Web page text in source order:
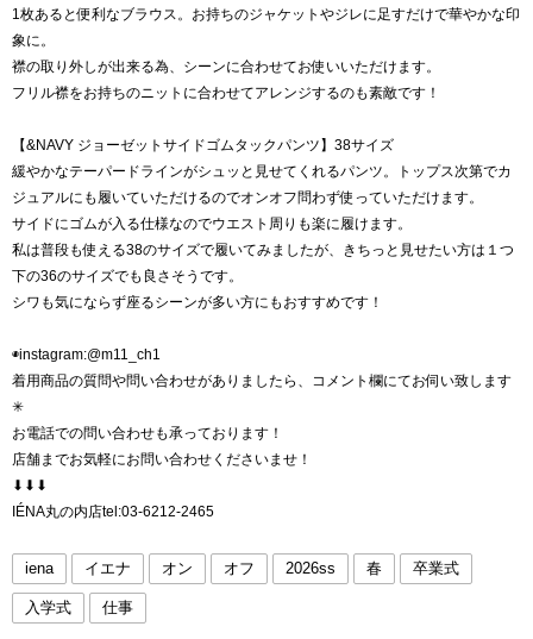
1枚あると便利なブラウス。お持ちのジャケットやジレに足すだけで華やかな印
象に。
襟の取り外しが出来る為、シーンに合わせてお使いいただけます。
フリル襟をお持ちのニットに合わせてアレンジするのも素敵です！
【&NAVY ジョーゼットサイドゴムタックパンツ】38サイズ
緩やかなテーパードラインがシュッと見せてくれるパンツ。トップス次第でカ
ジュアルにも履いていただけるのでオンオフ問わず使っていただけます。
サイドにゴムが入る仕様なのでウエスト周りも楽に履けます。
私は普段も使える38のサイズで履いてみましたが、きちっと見せたい方は１つ
下の36のサイズでも良さそうです。
シワも気にならず座るシーンが多い方にもおすすめです！
◉instagram:@m11_ch1
着用商品の質問や問い合わせがありましたら、コメント欄にてお伺い致します
✳︎
お電話での問い合わせも承っております！
店舗までお気軽にお問い合わせくださいませ！
⬇︎⬇︎⬇︎
IÉNA丸の内店tel:03-6212-2465
iena イエナ オン オフ 2026ss 春 卒業式
入学式 仕事